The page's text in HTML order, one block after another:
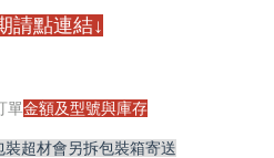
請點連結↓
單金額及型號與庫存
裝超材會另拆包裝箱寄送